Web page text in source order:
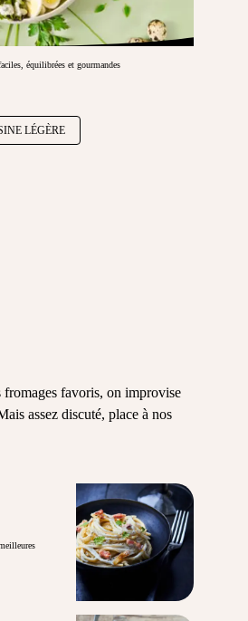
équilibrées et gourmandes
LÉGÈRE
fromages favoris, on improvise
assez discuté, place à nos